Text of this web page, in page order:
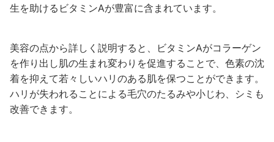
生を助けるビタミンAが豊富に含まれています。
美容の点から詳しく説明すると、ビタミンAがコラーゲン
を作り出し肌の生まれ変わりを促進することで、色素の沈
着を抑えて若々しいハリのある肌を保つことができます。
ハリが失われることによる毛穴のたるみや小じわ、シミも
改善できます。